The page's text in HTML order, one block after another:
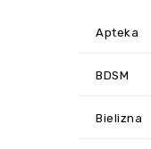
Apteka
BDSM
Bielizna